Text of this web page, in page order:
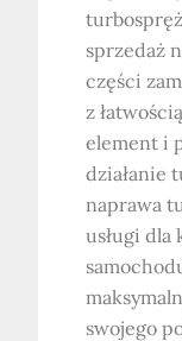
sprzedaż
części
z
element i
działanie
naprawa
usługi dla
swojego